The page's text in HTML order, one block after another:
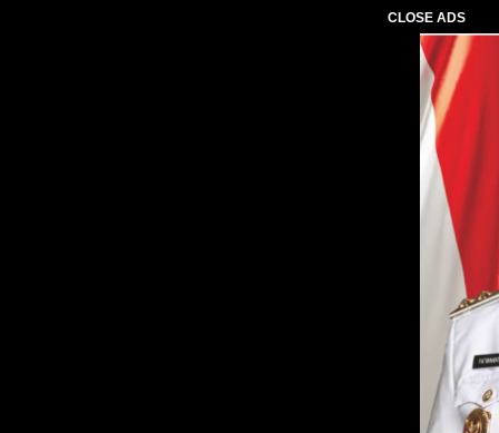
CLOSE ADS